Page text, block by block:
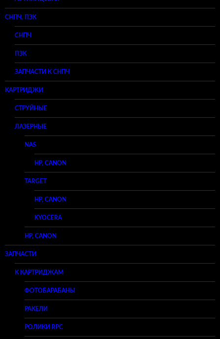
СНПЧ, ПЗК
СНПЧ
ПЗК
ЗАПЧАСТИ К СНПЧ
КАРТРИДЖИ
СТРУЙНЫЕ
ЛАЗЕРНЫЕ
NAS
HP, CANON
TARGET
HP, CANON
KYOCERA
HP, CANON
ЗАПЧАСТИ
К КАРТРИДЖАМ
ФОТОБАРАБАНЫ
РАКЕЛИ
РОЛИКИ RPC